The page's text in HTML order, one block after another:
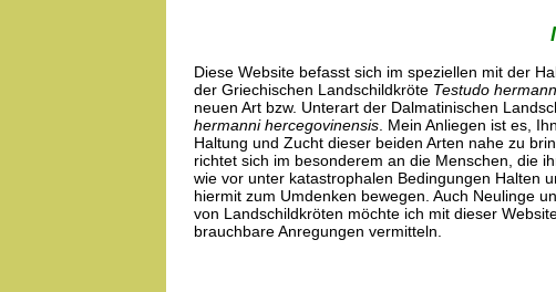
Diese Website befasst sich im speziellen mit der
der Griechischen Landschildkröte Testudo
neuen Art bzw. Unterart der Dalmatinischen
hermanni hercegovinensis . Mein Anliegen ist es,
Haltung und Zucht dieser beiden Arten nahe zu
richtet sich im besonderem an die Menschen, die
wie vor unter katastrophalen Bedingungen Halten
hiermit zum Umdenken bewegen. Auch Neulinge
von Landschildkröten möchte ich mit dieser
brauchbare Anregungen vermitteln.